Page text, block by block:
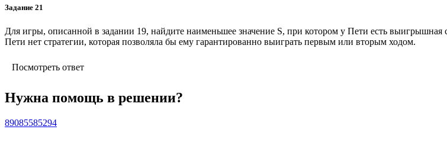
Задание 21
Для игры, описанной в задании 19, найдите наименьшее значение S, при котором у Пети есть
Пети нет стратегии, которая позволяла бы ему гарантированно выиграть первым или вторым ходом.
Посмотреть ответ
Нужна помощь в решении?
89085585294